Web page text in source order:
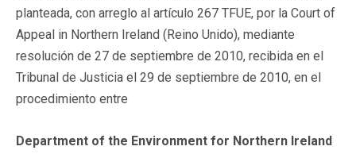
planteada, con arreglo al artículo 267 TFUE, por la Court of
Appeal in Northern Ireland (Reino Unido), mediante
resolución de 27 de septiembre de 2010, recibida en el
Tribunal de Justicia el 29 de septiembre de 2010, en el
procedimiento entre
Department of the Environment for Northern Ireland